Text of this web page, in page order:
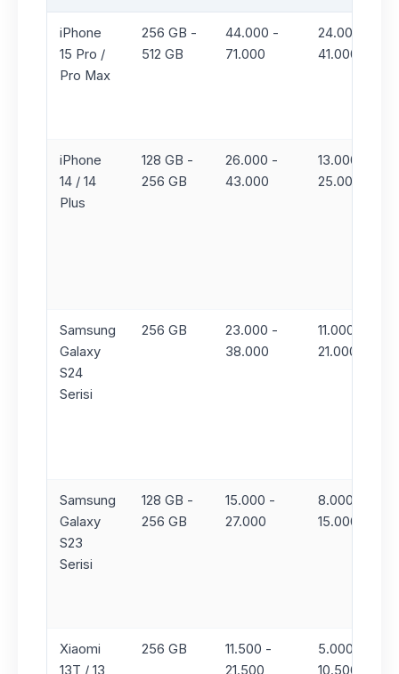
iPhone
15 Pro /
Pro Max
256 GB -
512 GB
44.000 -
71.000
24.000 -
41.000
iPhone
14 / 14
Plus
128 GB -
256 GB
26.000 -
43.000
13.000 -
25.000
Samsung
Galaxy
S24
Serisi
256 GB
23.000 -
38.000
11.000 -
21.000
Samsung
Galaxy
S23
Serisi
128 GB -
256 GB
15.000 -
27.000
8.000 -
15.000
Xiaomi
13T / 13
256 GB
11.500 -
21.500
5.000 -
10.500